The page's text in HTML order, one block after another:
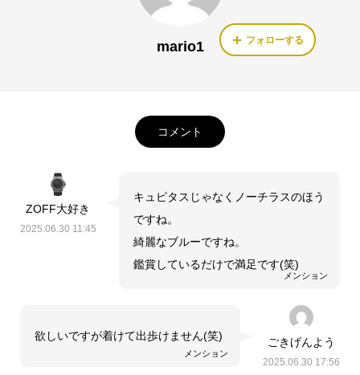
mario1 フォローする
コメント
ZOFF大好き
2025.06.30 11:45
メンション
キュピタスじゃなくノーチラスのほう
ですね。
綺麗なブルーですね。
鑑賞しているだけで満足です(笑)
ごきげんよう
2025.06.30 17:56
メンション
欲しいですが着けて出歩けません(笑)